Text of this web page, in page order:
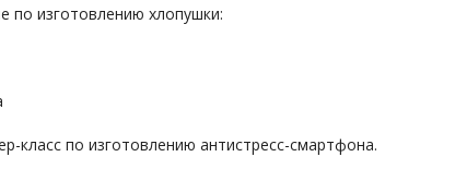
по изготовлению хлопушки:
класс по изготовлению антистресс-смартфона.